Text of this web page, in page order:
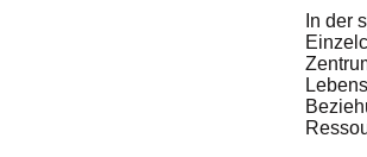
In der